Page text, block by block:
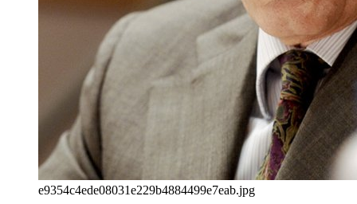
e9354c4ede08031e229b4884499e7eab.jpg